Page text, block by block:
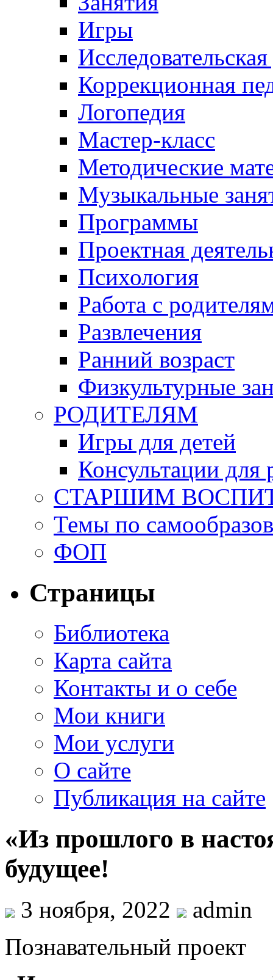
Игры
Коррекционная
Логопедия
Мастер-класс
Методические
Музыкальные
Программы
Проектная
Психология
Работа с
Развлечения
Ранний возраст
Физкультурные
РОДИТЕЛЯМ
Игры для детей
Консультации для
СТАРШИМ
Темы по
ФОП
Страницы
Библиотека
Карта сайта
Контакты и о себе
Мои книги
Мои услуги
О сайте
Публикация на сайте
«Из прошлого в
будущее!
3 ноября, 2022
admin
Познавательный проект